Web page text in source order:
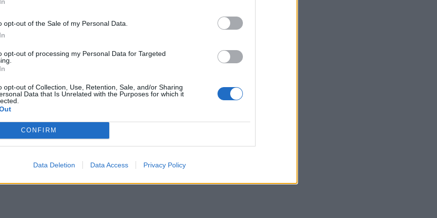
opt-out of the Sale of my Personal Data.
opt-out of processing my Personal Data for Targeted
opt-out of Collection, Use, Retention, Sale, and/or Sharing
Data that Is Unrelated with the Purposes for which it
CONFIRM
Data Deletion Data Access Privacy Policy
- jak...
sob...